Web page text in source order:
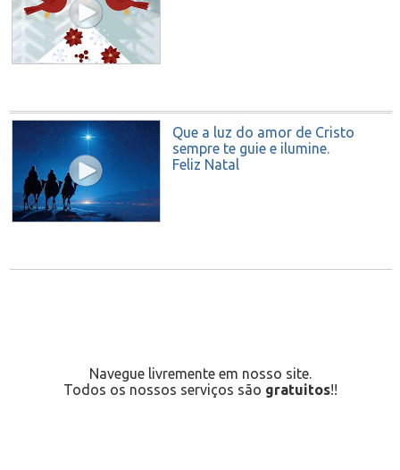
Que a luz do amor de Cristo
sempre te guie e ilumine.
Feliz Natal
Navegue livremente em nosso site.
Todos os nossos serviços são gratuitos!!